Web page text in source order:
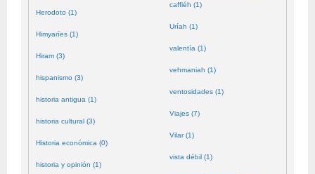
Herodoto (1)
Himyaríes (1)
Hiram (3)
hispanismo (3)
historia antigua (1)
historia cultural (3)
Historia económica (0)
historia y opinión (1)
caffiéh (1)
Uríah (1)
valentía (1)
vehmaniah (1)
ventosidades (1)
Viajes (7)
Vilar (1)
vista débil (1)